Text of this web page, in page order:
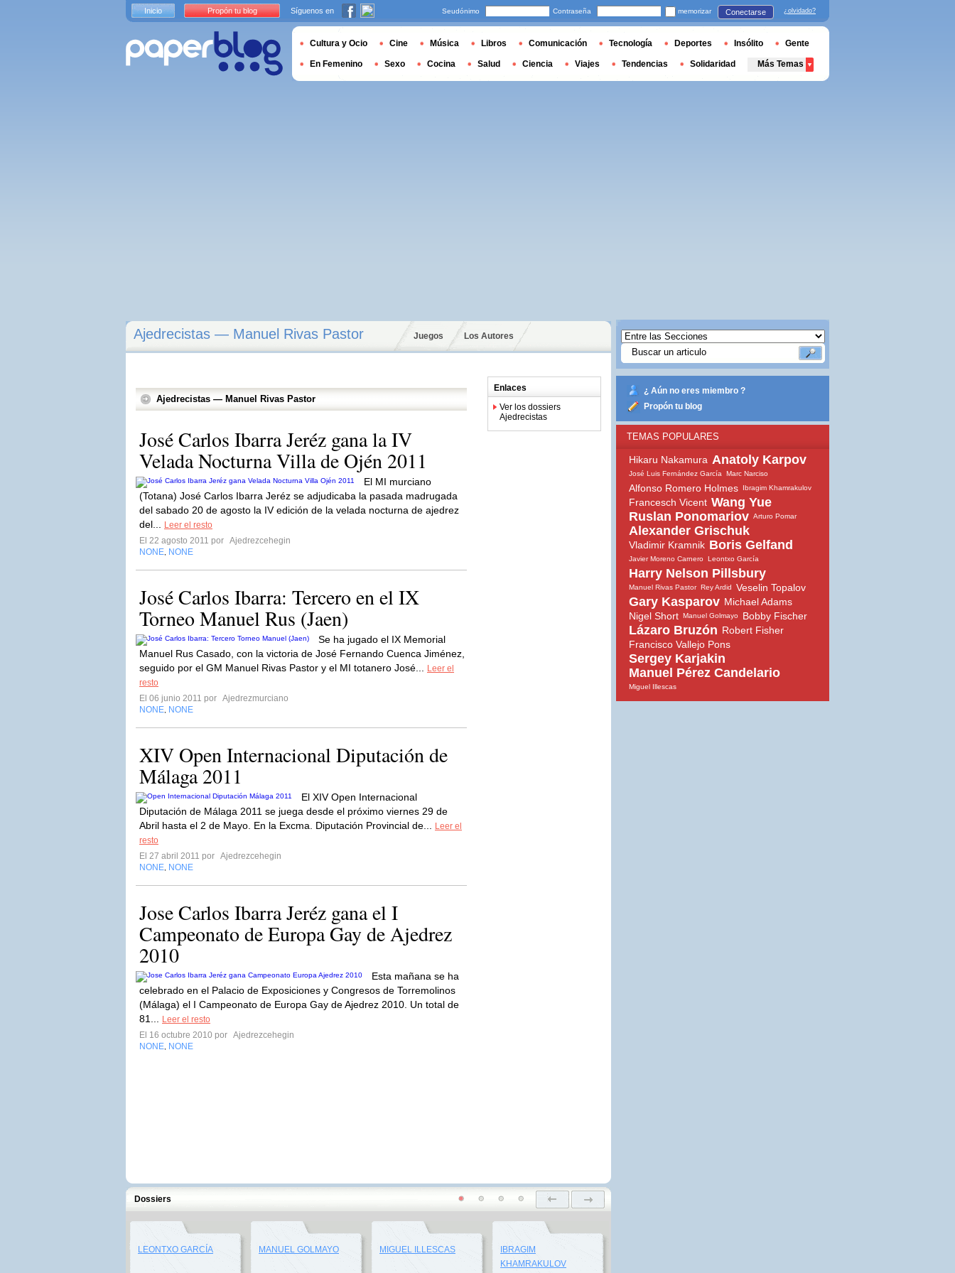
Ajedrecistas — Manuel Rivas Pastor Juegos Los Autores
Ajedrecistas — Manuel Rivas Pastor
José Carlos Ibarra Jeréz gana la IV
Velada Nocturna Villa de Ojén 2011
El MI murciano
(Totana) José Carlos Ibarra Jeréz se adjudicaba la pasada madrugada
del sabado 20 de agosto la IV edición de la velada nocturna de ajedrez
del...
Leer el resto
El 22 agosto 2011 por Ajedrezcehegin
NONE NONE
José Carlos Ibarra: Tercero en el IX
Torneo Manuel Rus (Jaen)
Se ha jugado el IX Memorial
Manuel Rus Casado, con la victoria de José Fernando Cuenca Jiménez,
seguido por el GM Manuel Rivas Pastor y el MI totanero José...
Leer el
resto
El 06 junio 2011 por Ajedrezmurciano
NONE NONE
XIV Open Internacional Diputación de
Málaga 2011
El XIV Open Internacional
Diputación de Málaga 2011 se juega desde el próximo viernes 29 de
Abril hasta el 2 de Mayo. En la Excma. Diputación Provincial de...
Leer el
resto
El 27 abril 2011 por Ajedrezcehegin
NONE NONE
Jose Carlos Ibarra Jeréz gana el I
Campeonato de Europa Gay de Ajedrez
2010
Esta mañana se ha
celebrado en el Palacio de Exposiciones y Congresos de Torremolinos
(Málaga) el I Campeonato de Europa Gay de Ajedrez 2010. Un total de
81...
Leer el resto
El 16 octubre 2010 por Ajedrezcehegin
NONE NONE
Enlaces
Ver los dossiers
Ajedrecistas
Dossiers
LEONTXO GARCÍA MANUEL GOLMAYO MIGUEL ILLESCAS
IBRAGIM
KHAMRAKULOV
¿ Aún no eres miembro ?
Propón tu blog
TEMAS POPULARES
Hikaru Nakamura Anatoly Karpov
José Luis Fernández García Marc Narciso
Alfonso Romero Holmes Ibragim Khamrakulov
Francesch Vicent Wang Yue
Ruslan Ponomariov Arturo Pomar
Alexander Grischuk
Vladimir Kramnik Boris Gelfand
Javier Moreno Carnero Leontxo García
Harry Nelson Pillsbury
Manuel Rivas Pastor Rey Ardid Veselin Topalov
Gary Kasparov Michael Adams
Nigel Short Manuel Golmayo Bobby Fischer
Lázaro Bruzón Robert Fisher
Francisco Vallejo Pons
Sergey Karjakin
Manuel Pérez Candelario
Miguel Illescas
Inicio Propón tu blog Síguenos en Seudónimo Contraseña memorizar Conectarse ¿olvidado?
Cultura y Ocio Cine Música Libros Comunicación Tecnología Deportes Insólito Gente
En Femenino Sexo Cocina Salud Ciencia Viajes Tendencias Solidaridad Más Temas